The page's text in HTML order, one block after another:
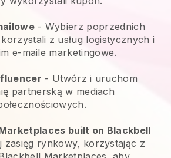
- Wybierz poprzednich
z usług logistycznych i
e-maile marketingowe.
- Utwórz i uruchom
partnerską w mediach
built on Blackbell
zasięg rynkowy, korzystając z